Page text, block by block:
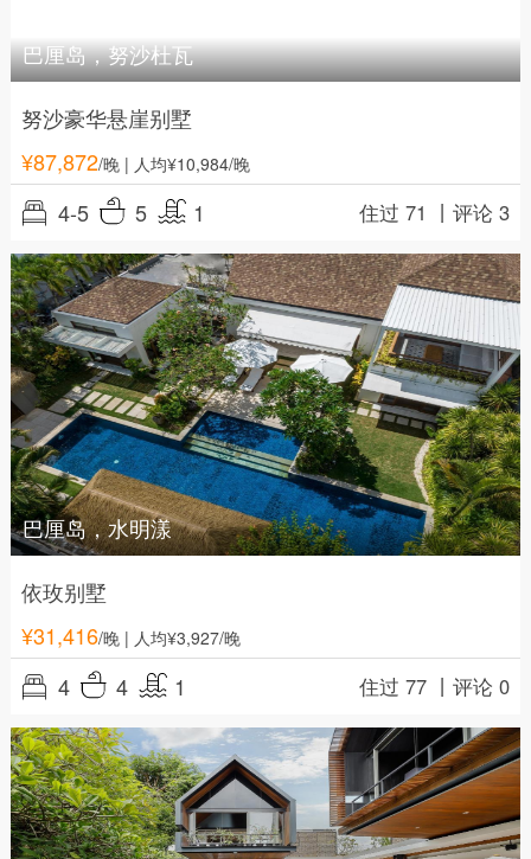
巴厘岛，努沙杜瓦
努沙豪华悬崖别墅
¥87,872/晚| 人均¥10,984/晚
4-5 5 1 住过 71 丨评论 3
巴厘岛，水明漾
依玫别墅
¥31,416/晚| 人均¥3,927/晚
4 4 1 住过 77 丨评论 0